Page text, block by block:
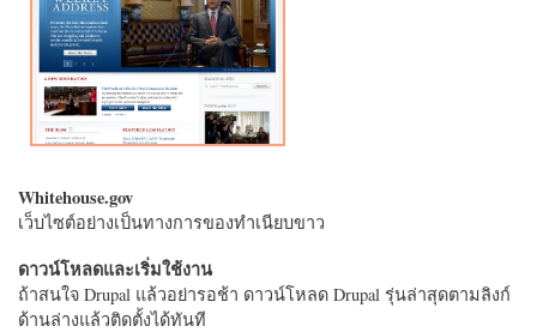
Whitehouse.gov
เว็บไซต์อย่างเป็นทางการของทำเนียบขาว
ดาวน์โหลดและเริ่มใช้งาน
ถ้าสนใจ Drupal แล้วอย่ารอช้า ดาวน์โหลด Drupal รุ่นล่าสุดตามลิงก์
ด้านล่างแล้วติดตั้งได้ทันที